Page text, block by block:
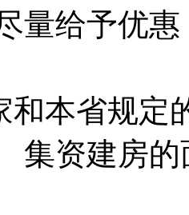
量给予优
本省规定
建房的面